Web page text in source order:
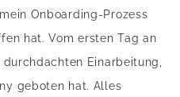
Onboarding-Prozess
hat. Vom ersten Tag an
Einarbeitung,
geboten hat. Alles